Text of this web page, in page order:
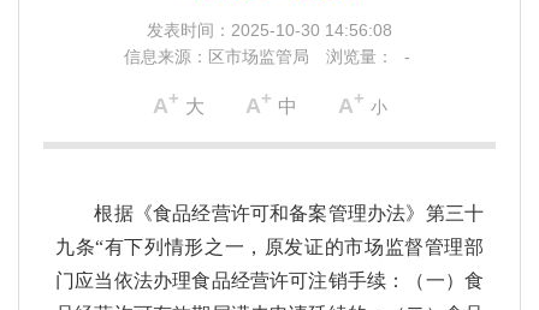
发表时间： 2025-10-30 14:56:08
信息来源： 区市场监管局 浏览量： -
A+ 大 A+ 中 A+ 小
根据《食品经营许可和备案管理办法》第三十
九条“有下列情形之一，原发证的市场监督管理部
门应当依法办理食品经营许可注销手续：（一）食